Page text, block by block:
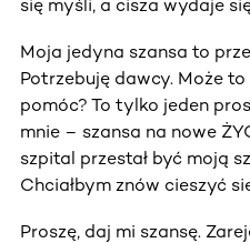
się myśli, a cisza wydaje
Moja jedyna szansa to
Potrzebuję dawcy. Może to
pomóc? To tylko jeden
mnie – szansa na nowe
szpital przestał być moją
Chciałbym znów cieszyć
Proszę, daj mi szansę.